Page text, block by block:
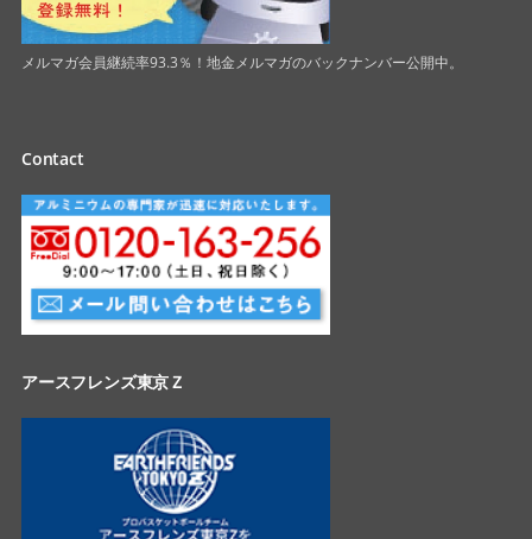
メルマガ会員継続率93.3％！地金メルマガのバックナンバー公開中。
Contact
アースフレンズ東京Ｚ